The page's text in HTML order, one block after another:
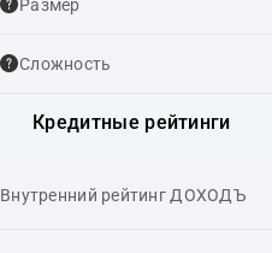
Размер
Сложность
Кредитные рейтинги
Внутренний рейтинг ДОХОДЪ